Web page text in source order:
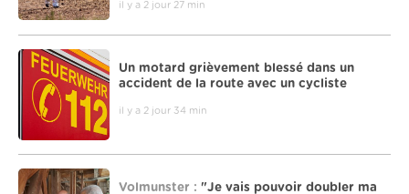
il y a 2 jour 27 min
Un motard grièvement blessé dans un
accident de la route avec un cycliste
il y a 2 jour 34 min
Volmunster : "Je vais pouvoir doubler ma